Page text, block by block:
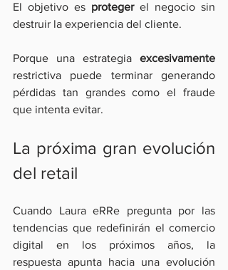
El objetivo es proteger el negocio sin
destruir la experiencia del cliente.
Porque una estrategia
restrictiva puede terminar generando
pérdidas tan grandes como el fraude
que intenta evitar.
La próxima gran evolución
del retail
Cuando Laura eRRe pregunta por las
tendencias que redefinirán el comercio
digital en los próximos años, la
respuesta apunta hacia una evolución